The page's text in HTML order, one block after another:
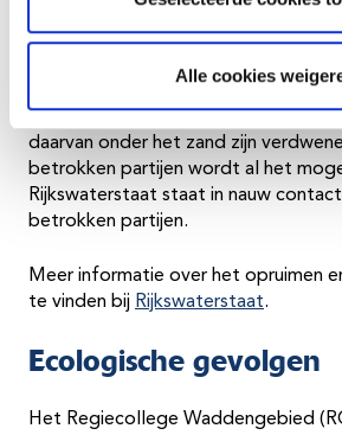
Alle cookies
alle partijen zich er ook van bewust
kunnen worden schoongemaakt. Dat
doordat er heel veel kleine stukjes
maar ook doordat (delen van)
daarvan onder het zand zijn
betrokken partijen wordt al het
Rijkswaterstaat staat in nauw
betrokken partijen.
Meer informatie over het opruimen
te vinden bij Rijkswaterstaat.
Ecologische gevolgen
Het Regiecollege Waddengebied